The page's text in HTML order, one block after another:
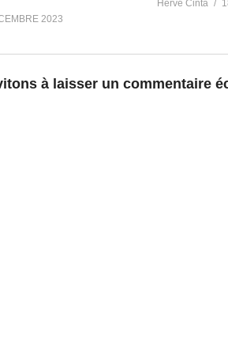
2023
Hervé Cinta
à laisser un commentaire